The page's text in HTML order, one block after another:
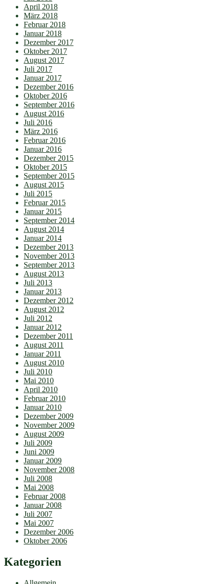
April 2018
März 2018
Februar 2018
Januar 2018
Dezember 2017
Oktober 2017
August 2017
Juli 2017
Januar 2017
Dezember 2016
Oktober 2016
September 2016
August 2016
Juli 2016
März 2016
Februar 2016
Januar 2016
Dezember 2015
Oktober 2015
September 2015
August 2015
Juli 2015
Februar 2015
Januar 2015
September 2014
August 2014
Januar 2014
Dezember 2013
November 2013
September 2013
August 2013
Juli 2013
Januar 2013
Dezember 2012
August 2012
Juli 2012
Januar 2012
Dezember 2011
August 2011
Januar 2011
August 2010
Juli 2010
Mai 2010
April 2010
Februar 2010
Januar 2010
Dezember 2009
November 2009
August 2009
Juli 2009
Juni 2009
Januar 2009
November 2008
Juli 2008
Mai 2008
Februar 2008
Januar 2008
Juli 2007
Mai 2007
Dezember 2006
Oktober 2006
Kategorien